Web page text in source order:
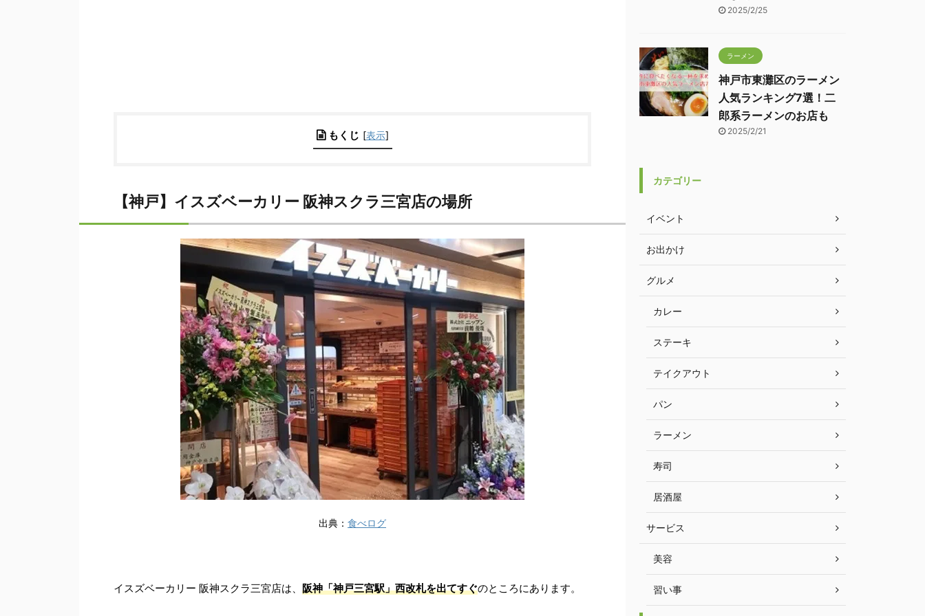
もくじ [表示]
【神戸】イスズベーカリー 阪神スクラ三宮店の場所
出典： 食べログ
イスズベーカリー 阪神スクラ三宮店は、 阪神「神戸三宮駅」西改札を出てすぐのところにあります。
2025/2/25
ラーメン
神戸市東灘区のラーメン
人気ランキング7選！二
郎系ラーメンのお店も
2025/2/21
カテゴリー
イベント
お出かけ
グルメ
カレー
ステーキ
テイクアウト
パン
ラーメン
寿司
居酒屋
サービス
美容
習い事